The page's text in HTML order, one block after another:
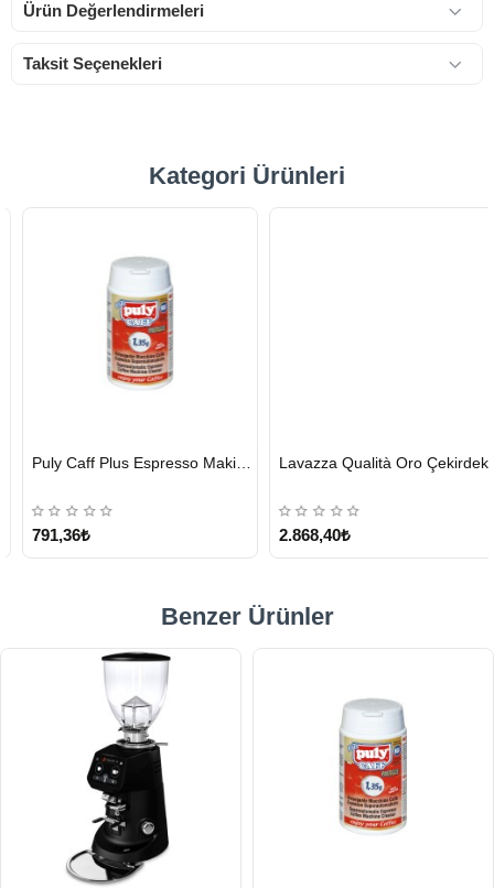
Ürün Değerlendirmeleri
Taksit Seçenekleri
Kategori Ürünleri
GÖNDERİ
Puly Caff Plus Espresso Makinesi Temizleyici Tablet 100 x 1.35 G
791,36₺
GÖNDERİ
Lavazza Qualità Oro Çekirdek Kahve 1 KG x 2
2.868,40₺
Benzer Ürünler